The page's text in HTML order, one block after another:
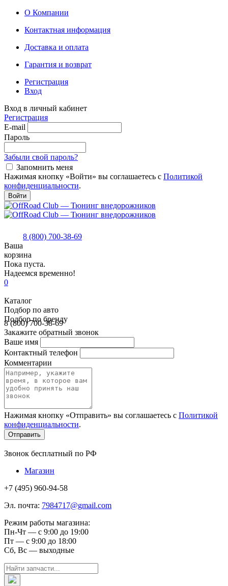
О Компании
Контактная информация
Доставка и оплата
Гарантия и возврат
Регистрация
Вход
Вход в личный кабинет
Регистрация
E-mail
Пароль
Забыли свой пароль?
Запомнить меня
Нажимая кнопку «Войти» вы соглашаетесь с Политикой
конфиденциальности.
Войти
8 (800) 700-38-69
Ваша
корзина
Пока пуста.
Надеемся временно!
0
Каталог
Подбор по авто
Подбор по бренду
8 (800) 700-38-69
Закажите обратный звонок
Ваше имя
Контактный телефон
Комментарии
Нажимая кнопку «Отправить» вы соглашаетесь с Политикой
конфиденциальности.
Звонок бесплатный по РФ
Магазин
+7 (495) 960-94-58
Эл. почта: 7984717@gmail.com
Режим работы магазина:
Пн-Чт — с 9:00 до 19:00
Пт — с 9:00 до 18:00
Сб, Вс — выходные